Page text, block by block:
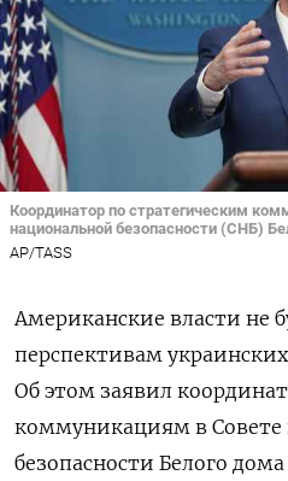
Координатор по стратегическим
национальной безопасности (СНБ)
AP/TASS
Американские власти не
перспективам
Об этом заявил
коммуникациям в Совете
безопасности Белого